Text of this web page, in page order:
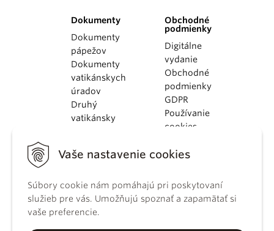
Vaše nastavenie cookies
Súbory cookie nám pomáhajú pri poskytovaní
služieb pre vás. Umožňujú spoznať a zapamätať si
vaše preferencie.
Dokumenty
Dokumenty
pápežov
Dokumenty
vatikánskych
úradov
Druhý
vatikánsky
KBS
kánonického
práva
Katechizmus
Obchodné
podmienky
Digitálne
vydanie
Obchodné
podmienky
GDPR
Používanie
cookies